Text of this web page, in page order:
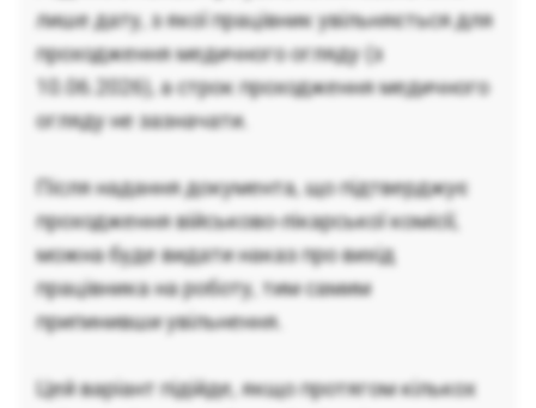
лише дату, з якої працівник увільняється для
проходження медичного огляду (з
10.06.2026), а строк проходження медичного
огляду не зазначати.
Після надання документа, що підтверджує
проходження військово-лікарської комісії,
можна буде видати наказ про вихід
працівника на роботу, тим самим
припинивши увільнення.
Цей варіант підійде, якщо протягом кількох